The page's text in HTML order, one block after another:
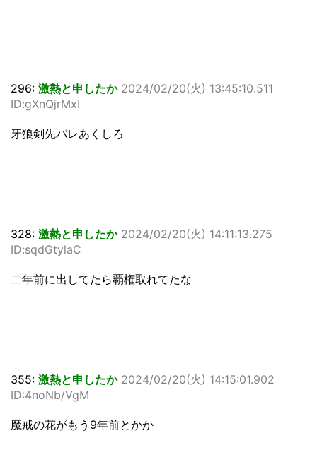
296: 激熱と申したか 2024/02/20(火) 13:45:10.511
ID:gXnQjrMxI
牙狼剣先バレあくしろ
328: 激熱と申したか 2024/02/20(火) 14:11:13.275
ID:sqdGtylaC
二年前に出してたら覇権取れてたな
355: 激熱と申したか 2024/02/20(火) 14:15:01.902
ID:4noNb/VgM
魔戒の花がもう9年前とかか